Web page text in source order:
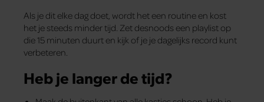
Als je dit elke dag doet, wordt het een routine en kost
het je steeds minder tijd. Zet desnoods een playlist op
die 15 minuten duurt en kijk of je je dagelijks record kunt
verbeteren.
Heb je langer de tijd?